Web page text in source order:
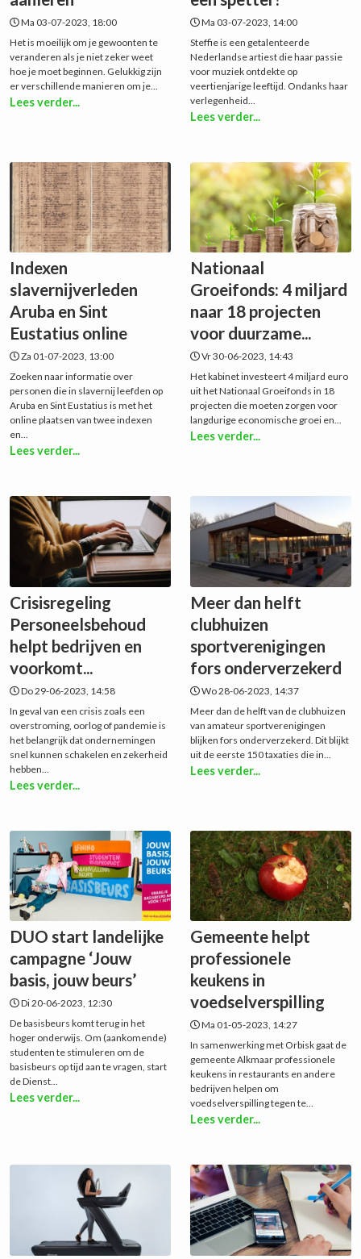
Ma 03-07-2023, 18:00
Het is moeilijk om je gewoonten te
veranderen als je niet zeker weet
hoe je moet beginnen. Gelukkig zijn
er verschillende manieren om je...
Lees verder...
Ma 03-07-2023, 14:00
Steffie is een getalenteerde
Nederlandse artiest die haar passie
voor muziek ontdekte op
veertienjarige leeftijd. Ondanks haar
verlegenheid...
Lees verder...
Indexen
slavernijverleden
Aruba en Sint
Eustatius online
Za 01-07-2023, 13:00
Zoeken naar informatie over
personen die in slavernij leefden op
Aruba en Sint Eustatius is met het
online plaatsen van twee indexen
en...
Lees verder...
Nationaal
Groeifonds: 4 miljard
naar 18 projecten
voor duurzame...
Vr 30-06-2023, 14:43
Het kabinet investeert 4 miljard euro
uit het Nationaal Groeifonds in 18
projecten die moeten zorgen voor
langdurige economische groei en...
Lees verder...
Crisisregeling
Personeelsbehoud
helpt bedrijven en
voorkomt...
Do 29-06-2023, 14:58
In geval van een crisis zoals een
overstroming, oorlog of pandemie is
het belangrijk dat ondernemingen
snel kunnen schakelen en zekerheid
hebben...
Lees verder...
Meer dan helft
clubhuizen
sportverenigingen
fors onderverzekerd
Wo 28-06-2023, 14:37
Meer dan de helft van de clubhuizen
van amateur sportverenigingen
blijken fors onderverzekerd. Dit blijkt
uit de eerste 150 taxaties die in...
Lees verder...
DUO start landelijke
campagne ‘Jouw
basis, jouw beurs’
Di 20-06-2023, 12:30
De basisbeurs komt terug in het
hoger onderwijs. Om (aankomende)
studenten te stimuleren om de
basisbeurs op tijd aan te vragen, start
de Dienst...
Lees verder...
Gemeente helpt
professionele
keukens in
voedselverspilling
Ma 01-05-2023, 14:27
In samenwerking met Orbisk gaat de
gemeente Alkmaar professionele
keukens in restaurants en andere
bedrijven helpen om
voedselverspilling tegen te...
Lees verder...